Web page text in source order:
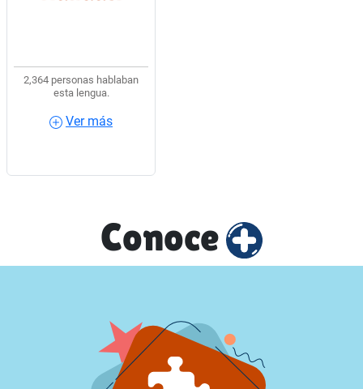
2,364 personas hablaban
esta lengua.
Ver más
Ver más
Conoce